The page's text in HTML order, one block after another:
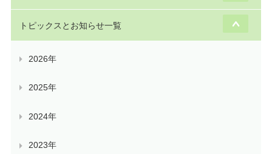
トピックスとお知らせ一覧
2026年
2025年
2024年
2023年